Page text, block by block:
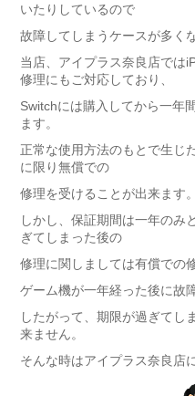
いたりしているので
故障してしまうケースが多く
当店、アイプラス奈良店では
修理にもご対応しており、
Switchには購入してから一年
ます。
正常な使用方法のもとで生じ
に限り無償での
修理を受けることが出来ます。
しかし、保証期間は一年のみ
ぎてしまった後の
修理に関しましては有償での
ゲーム機が一年経った後に故
したがって、期限が過ぎてし
来ません。
そんな時はアイプラス奈良店